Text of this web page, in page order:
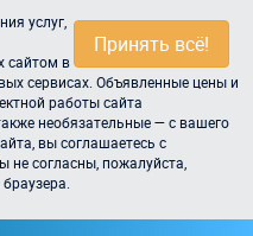
Принять всё!
услуг,
сайтом в
сервисах. Объявленные цены и
работы сайта
необязательные — с вашего
вы соглашаетесь с
не согласны, пожалуйста,